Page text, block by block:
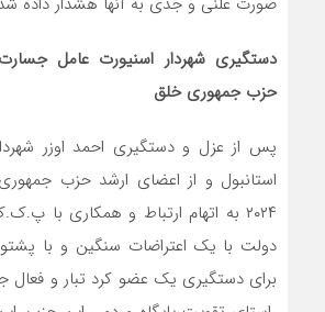
دستگیری شهردار اسنیورت عامل
حزب جمهوری خلق
پس از عزل و دستگیری احمد اوزر
۲۰۲۴ به اتهام ارتباط و همکاری با
دولت با یک اعتراضات سنگین و با
برای دستگیری یک عضو کرد تبار و فعال